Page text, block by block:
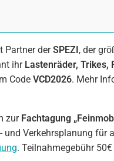
Partner derSPEZI, der
ihr Lastenräder, Trikes,
Code VCD2026. Mehr
zur Fachtagung
und Verkehrsplanung für
. Teilnahmegebühr